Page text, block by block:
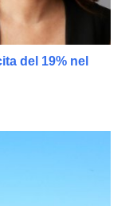
del 19% nel